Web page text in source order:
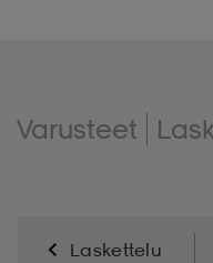
Varusteet
Laskettelu